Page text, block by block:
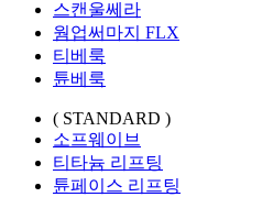
스캔울쎄라
웜업써마지 FLX
티베룩
튠베룩
( STANDARD )
소프웨이브
티타늄 리프팅
튠페이스 리프팅